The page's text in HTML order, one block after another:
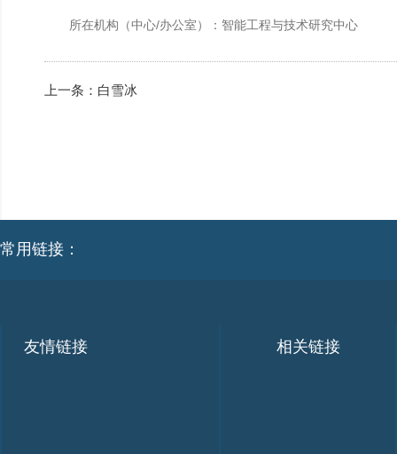
所在机构（中心/办公室）：智能工程与技术研究中心
上一条： 白雪冰
常用链接：
友情链接 相关链接